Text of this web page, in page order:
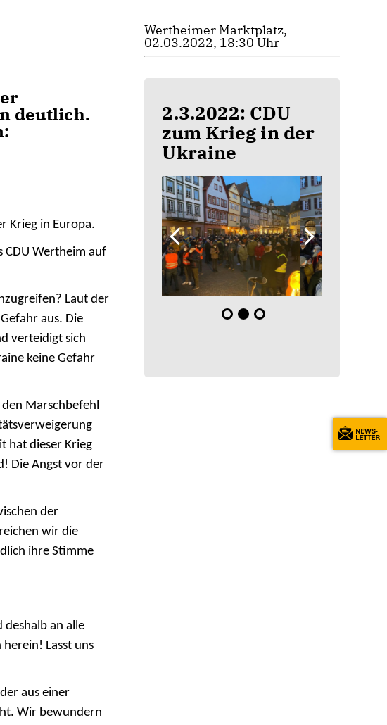
deutlich.
Krieg in Europa.
CDU Wertheim auf
Laut der
aus. Die
verteidigt sich
keine Gefahr
Marschbefehl
hat dieser Krieg
Die Angst vor der
der
wir die
ihre Stimme
deshalb an alle
herein! Lasst uns
aus einer
Wir bewundern
Wertheimer Marktplatz,
02.03.2022, 18:30 Uhr
2.3.2022: CDU
zum Krieg in der
Ukraine